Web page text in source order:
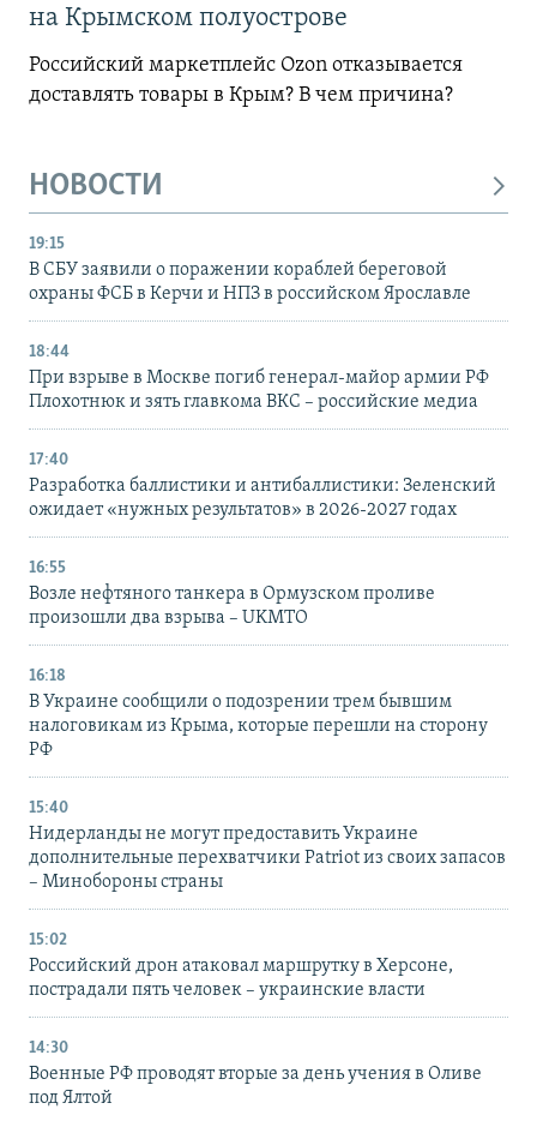
на Крымском полуострове
Российский маркетплейс Ozon отказывается
доставлять товары в Крым? В чем причина?
НОВОСТИ
19:15
В СБУ заявили о поражении кораблей береговой
охраны ФСБ в Керчи и НПЗ в российском Ярославле
18:44
При взрыве в Москве погиб генерал-майор армии РФ
Плохотнюк и зять главкома ВКС – российские медиа
17:40
Разработка баллистики и антибаллистики: Зеленский
ожидает «нужных результатов» в 2026-2027 годах
16:55
Возле нефтяного танкера в Ормузском проливе
произошли два взрыва – UKMTO
16:18
В Украине сообщили о подозрении трем бывшим
налоговикам из Крыма, которые перешли на сторону
РФ
15:40
Нидерланды не могут предоставить Украине
дополнительные перехватчики Patriot из своих запасов
– Минобороны страны
15:02
Российский дрон атаковал маршрутку в Херсоне,
пострадали пять человек – украинские власти
14:30
Военные РФ проводят вторые за день учения в Оливе
под Ялтой